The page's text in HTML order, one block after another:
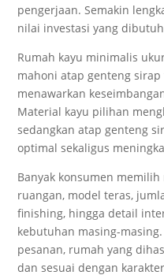
pengerjaan. Semakin
nilai investasi yang
Rumah kayu minimalis
mahoni atap genteng
menawarkan
Material kayu pilihan
sedangkan atap genteng
optimal sekaligus
Banyak konsumen
ruangan, model teras,
finishing, hingga detail
kebutuhan masing-
pesanan, rumah yang
dan sesuai dengan